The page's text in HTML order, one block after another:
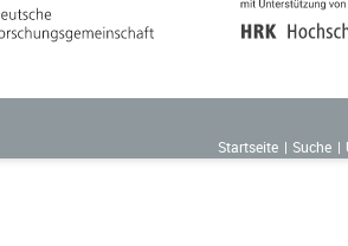
Startseite
Suche